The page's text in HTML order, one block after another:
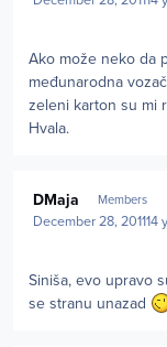
Ako može neko da
međunarodna
zeleni karton su mi
Hvala.
DMaja Members
December 28, 201114
Siniša, evo upravo
se stranu unazad